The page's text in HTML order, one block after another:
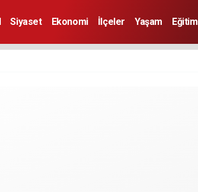
Siyaset Ekonomi İlçeler Yaşam Eğitim